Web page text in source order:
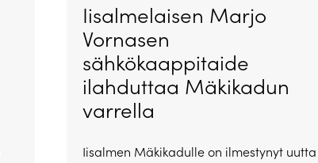
Iisalmelaisen Marjo
Vornasen
sähkökaappitaide
ilahduttaa Mäkikadun
varrella
Iisalmen Mäkikadulle on ilmestynyt uutta